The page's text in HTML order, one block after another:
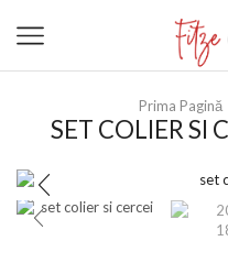
Prima Pagină
SET COLIER SI